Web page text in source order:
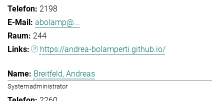
2198
abolamp@...
244
https://andrea-bolamperti.github.io/
Breitfeld, Andreas
Systemadministrator